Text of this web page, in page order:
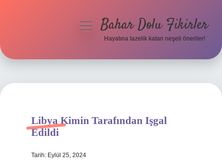
Hakkımızda
menüyüBahar Dolu Fikirler
Hayatına tazelik katan neşeli öneriler!
Libya Kimin Tarafından Işgal
Edildi
Tarih: Eylül 25, 2024